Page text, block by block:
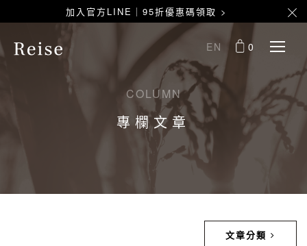
加入官方LINE｜95折優惠碼領取 >
EN 0
COLUMN
專欄文章
文章分類